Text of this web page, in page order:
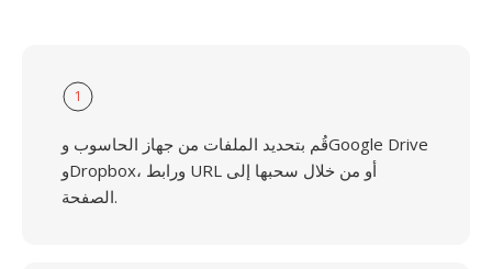
1
قُم بتحديد الملفات من جهاز الحاسوب وGoogle Drive
وDropbox، ورابط URL أو من خلال سحبها إلى
الصفحة.